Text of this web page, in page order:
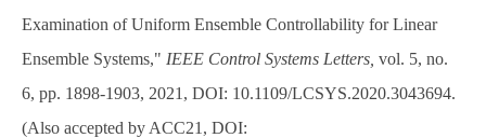
Examination of Uniform Ensemble Controllability for Linear
Ensemble Systems," IEEE Control Systems Letters, vol. 5, no.
6, pp. 1898-1903, 2021, DOI: 10.1109/LCSYS.2020.3043694.
(Also accepted by ACC21, DOI: